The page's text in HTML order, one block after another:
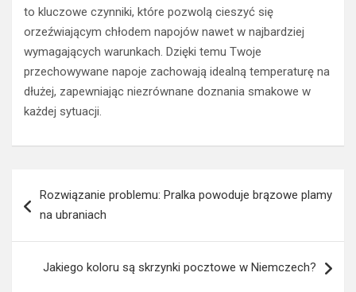
to kluczowe czynniki, które pozwolą cieszyć się
orzeźwiającym chłodem napojów nawet w najbardziej
wymagających warunkach. Dzięki temu Twoje
przechowywane napoje zachowają idealną temperaturę na
dłużej, zapewniając niezrównane doznania smakowe w
każdej sytuacji.
wpisu
Rozwiązanie problemu: Pralka powoduje brązowe plamy
na ubraniach
Jakiego koloru są skrzynki pocztowe w Niemczech?